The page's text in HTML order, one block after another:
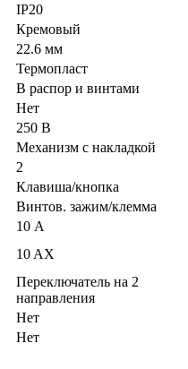
IP20
Кремовый
22.6 мм
Термопласт
В распор и винтами
Нет
250 В
Механизм с накладкой
2
Клавиша/кнопка
Винтов. зажим/клемма
10 А
10 AX
Переключатель на 2
направления
Нет
Нет